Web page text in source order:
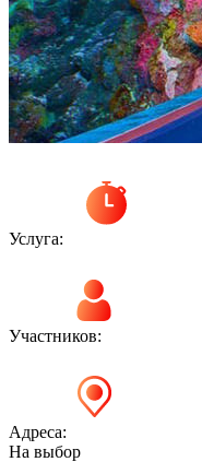
Услуга:
Участников:
Адреса:
На выбор